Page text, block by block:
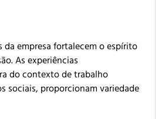
da empresa fortalecem o espírito
As experiências
do contexto de trabalho
sociais, proporcionam variedade